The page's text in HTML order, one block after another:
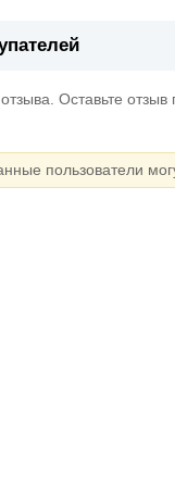
Оставьте
пользователи